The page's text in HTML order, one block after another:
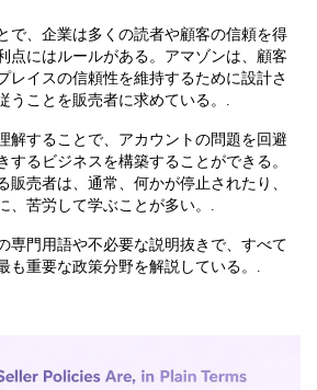
で、企業は多くの読者や顧客の信頼を得
点にはルールがある。アマゾンは、顧客
レイスの信頼性を維持するために設計さ
うことを販売者に求めている。.
解することで、アカウントの問題を回避
するビジネスを構築することができる。
販売者は、通常、何かが停止されたり、
、苦労して学ぶことが多い。.
専門用語や不必要な説明抜きで、すべて
も重要な政策分野を解説している。.